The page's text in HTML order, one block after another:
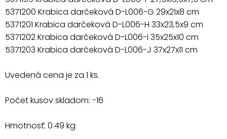
5371200 Krabica darčeková D-L006-G 29x21x8 cm
5371201 Krabica darčeková D-L006-H 33x23,5x9 cm
5371202 Krabica darčeková D-L006-I 35x25x10 cm
5371203 Krabica darčeková D-L006-J 37x27x11 cm
Uvedená cena je za 1 ks.
Počet kusov skladom: -16
Hmotnosť: 0.49 kg